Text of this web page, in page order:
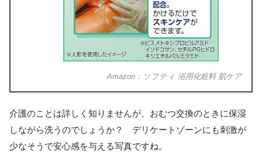
Amazon：ソフティ 浴用化粧料 肌ケア
介護のことは詳しく知りませんが、おむつ交換のときに保湿
しながら洗うのでしょうか？ デリケートゾーンにも刺激が
少なそうで安心感を与える写真ですね。